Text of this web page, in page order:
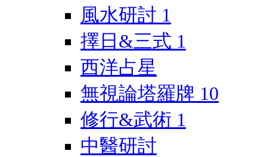
風水研討 1
擇日&三式 1
西洋占星
無視論塔羅牌 10
修行&武術 1
中醫研討